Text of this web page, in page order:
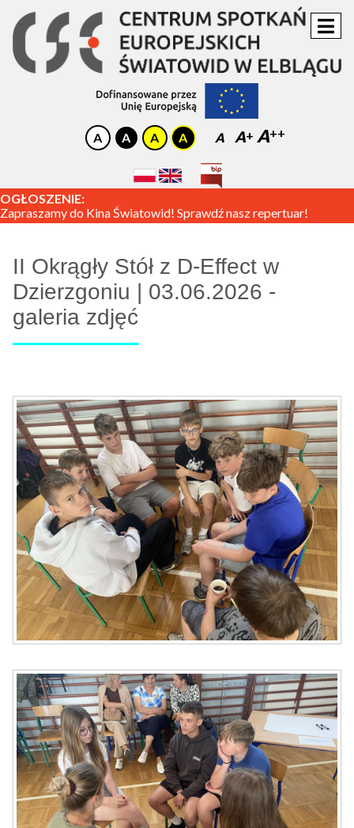
A A A
OGŁOSZENIE:
Zapraszamy do Kina Światowid! Sprawdź nasz repertuar!
II Okrągły Stół z D-Effect w
Dzierzgoniu | 03.06.2026 -
galeria zdjęć